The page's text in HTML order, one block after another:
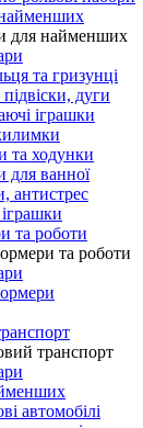
для найменших
та гризунці
дуги
іграшки
та ходунки
для ванної
антистрес
та роботи
та роботи
транспорт
автомобілі